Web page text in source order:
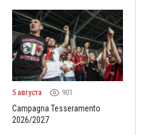
5 августа 901
Campagna Tesseramento
2026/2027